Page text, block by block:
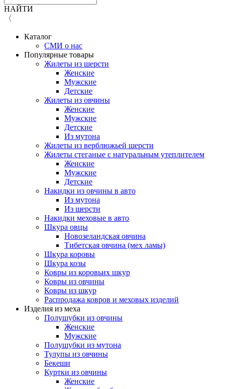
НАЙТИ
〈
Каталог
СМИ о нас
Популярные товары
Жилеты из шерсти
Женские
Мужские
Детские
Жилеты из овчины
Женские
Мужские
Детские
Из мутона
Жилеты из верблюжьей шерсти
Жилеты стеганые с натуральным утеплителем
Женские
Мужские
Детские
Накидки из овчины в авто
Из мутона
Из шерсти
Накидки меховые в авто
Шкура овцы
Новозеландская овчина
Тибетская овчина (мех ламы)
Шкура коровы
Шкура козы
Ковры из коровьих шкур
Ковры из овчины
Ковры из шкур
Распродажа ковров и меховых изделий
Изделия из меха
Полушубки из овчины
Женские
Мужские
Полушубки из мутона
Тулупы из овчины
Бекеши
Куртки из овчины
Женские